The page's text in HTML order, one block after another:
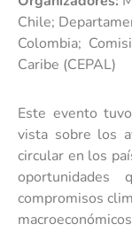
Chile;
Colombia;
Caribe (CEPAL)
Este evento
vista sobre los
circular en los
compromisos